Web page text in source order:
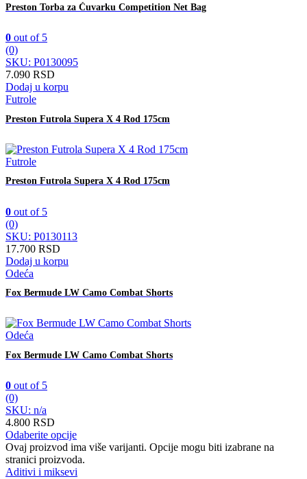
Preston Torba za Čuvarku Competition Net Bag
0 out of 5
(0)
SKU: P0130095
7.090 RSD
Dodaj u korpu
Futrole
Preston Futrola Supera X 4 Rod 175cm
Futrole
Preston Futrola Supera X 4 Rod 175cm
0 out of 5
(0)
SKU: P0130113
17.700 RSD
Dodaj u korpu
Odeća
Fox Bermude LW Camo Combat Shorts
Odeća
Fox Bermude LW Camo Combat Shorts
0 out of 5
(0)
SKU: n/a
4.800 RSD
Odaberite opcije
Ovaj proizvod ima više varijanti. Opcije mogu biti izabrane na
stranici proizvoda.
Aditivi i miksevi